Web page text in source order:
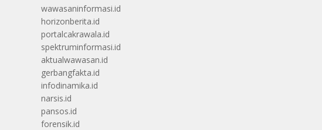
wawasaninformasi.id
horizonberita.id
portalcakrawala.id
spektruminformasi.id
aktualwawasan.id
gerbangfakta.id
infodinamika.id
narsis.id
pansos.id
forensik.id